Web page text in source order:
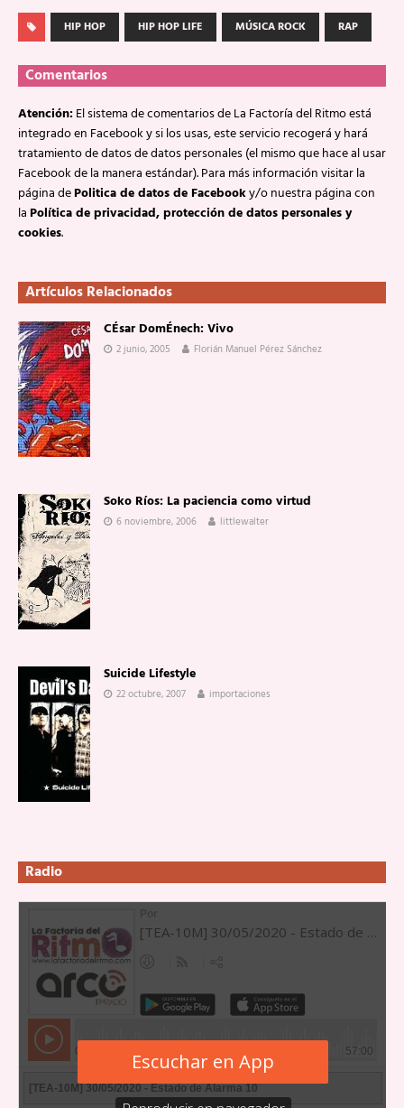
HIP HOP HIP HOP LIFE MÚSICA ROCK RAP
Comentarios
Atención:El sistema de comentarios de La Factoría del Ritmo está
integrado en Facebook y si los usas, este servicio recogerá y hará
tratamiento de datos de datos personales (el mismo que hace al usar
Facebook de la manera estándar). Para más información visitar la
página dePolitica de datos de Facebooky/o nuestra página con
laPolítica de privacidad, protección de datos personales y
cookies.
Artículos Relacionados
CÉsar DomÉnech: Vivo
2 junio, 2005 Florián Manuel Pérez Sánchez
Soko Ríos: La paciencia como virtud
6 noviembre, 2006 littlewalter
Suicide Lifestyle
22 octubre, 2007 importaciones
Radio